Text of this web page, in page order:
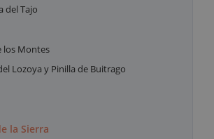
del Tajo
los Montes
Lozoya y Pinilla de Buitrago
la Sierra